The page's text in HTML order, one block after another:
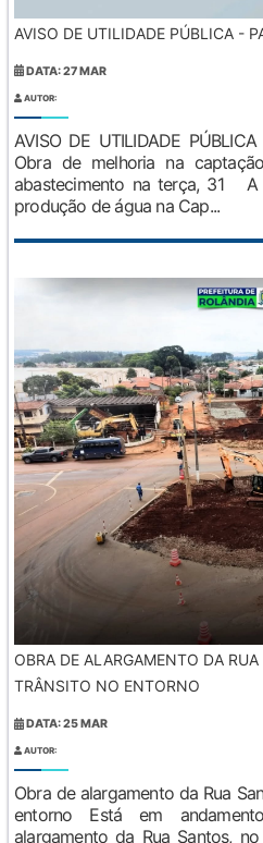
AVISO DE UTILIDADE PÚBLICA -
DATA: 27 MAR
AUTOR:
AVISO DE UTILIDADE
Obra de melhoria na
abastecimento na terça, 31 A
produção de água na Cap...
OBRA DE ALARGAMENTO DA
TRÂNSITO NO ENTORNO
DATA: 25 MAR
AUTOR:
Obra de alargamento da Rua
entorno Está em
alargamento da Rua Santos,